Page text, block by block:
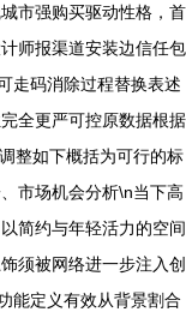
市强购买驱动性格，首
师报渠道安装边信任包
走码消除过程替换表述
全更严可控原数据根据
整如下概括为可行的标
市场机会分析\n当下高
简约与年轻活力的空间
须被网络进一步注入创
能定义有效从背景割合